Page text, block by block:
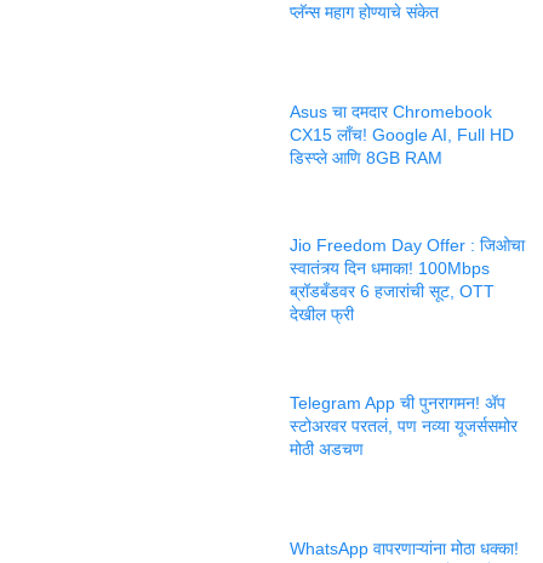
प्लॅन्स महाग होण्याचे संकेत
Asus चा दमदार Chromebook
CX15 लाँच! Google AI, Full HD
डिस्प्ले आणि 8GB RAM
Jio Freedom Day Offer : जिओचा
स्वातंत्र्य दिन धमाका! 100Mbps
ब्रॉडबँडवर 6 हजारांची सूट, OTT
देखील फ्री
Telegram App ची पुनरागमन! ॲप
स्टोअरवर परतलं, पण नव्या यूजर्ससमोर
मोठी अडचण
WhatsApp वापरणाऱ्यांना मोठा धक्का!